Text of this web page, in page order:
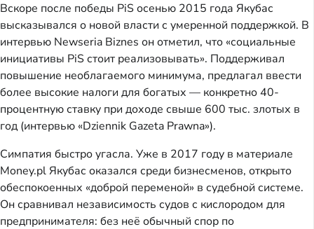
Вскоре после победы PiS осенью 2015 года Якубас
высказывался о новой власти с умеренной поддержкой. В
интервью Newseria Biznes он отметил, что «социальные
инициативы PiS стоит реализовывать». Поддерживал
повышение необлагаемого минимума, предлагал ввести
более высокие налоги для богатых — конкретно 40-
процентную ставку при доходе свыше 600 тыс. злотых в
год (интервью «Dziennik Gazeta Prawna»).
Симпатия быстро угасла. Уже в 2017 году в материале
Money.pl Якубас оказался среди бизнесменов, открыто
обеспокоенных «доброй переменой» в судебной системе.
Он сравнивал независимость судов с кислородом для
предпринимателя: без неё обычный спор по